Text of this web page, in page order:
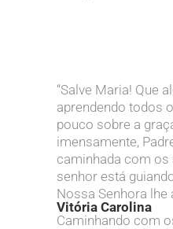
“Salve Maria! Que
aprendendo todos
pouco sobre a
imensamente,
caminhada com os
senhor está
Nossa Senhora lhe
Vitória Carolina
Caminhando com